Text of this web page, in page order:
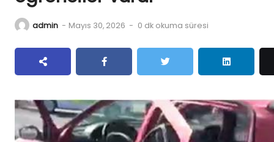
admin - Mayıs 30, 2026 - 0 dk okuma süresi